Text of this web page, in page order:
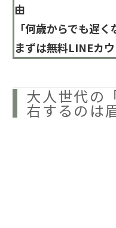
由
「何歳からでも遅
まずは無料LINEカ
大人世代の
右するのは